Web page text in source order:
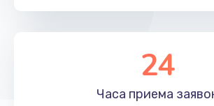
Замена клапана
650 руб.
Заказать
Профилактическая
24
Часа приема